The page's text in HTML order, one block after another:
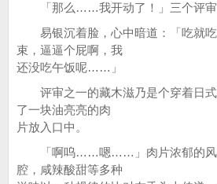
「那么……我开动了！」三个评审
易银沉着脸，心中暗道：「吃就吃
束，逼逼个屁啊，我
还没吃午饭呢……」
评审之一的藏木滋乃是个穿着日式
了一块油亮亮的肉
片放入口中。
「啊呜……嗯……」肉片浓郁的风
腔，咸辣酸甜等多种